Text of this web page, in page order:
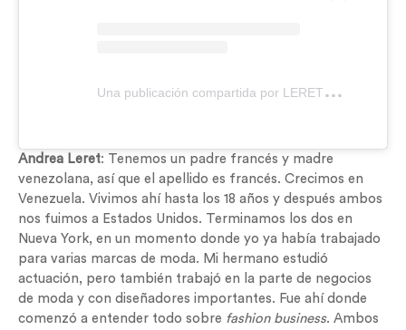
U
na publicación compartida por LERET LERET (@leretleret)
Andrea Leret: Tenemos un padre francés y madre
venezolana, así que el apellido es francés. Crecimos en
Venezuela. Vivimos ahí hasta los 18 años y después ambos
nos fuimos a Estados Unidos. Terminamos los dos en
Nueva York, en un momento donde yo ya había trabajado
para varias marcas de moda. Mi hermano estudió
actuación, pero también trabajó en la parte de negocios
de moda y con diseñadores importantes. Fue ahí donde
comenzó a entender todo sobre fashion business. Ambos